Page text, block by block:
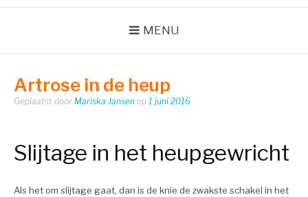
MENU
Artrose in de heup
Geplaatst door Mariska Jansen op 1 juni 2016
Slijtage in het heupgewricht
Als het om slijtage gaat, dan is de knie de zwakste schakel in het